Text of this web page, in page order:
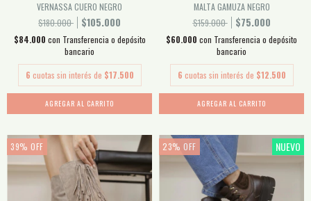
VERNASSA CUERO NEGRO
$180.000
$105.000
$84.000 con Transferencia o depósito
bancario
6 cuotas sin interés de $17.500
AGREGAR AL CARRITO
MALTA GAMUZA NEGRO
$159.000
$75.000
$60.000 con Transferencia o depósito
bancario
6 cuotas sin interés de $12.500
AGREGAR AL CARRITO
39% OFF 23% OFF NUEVO